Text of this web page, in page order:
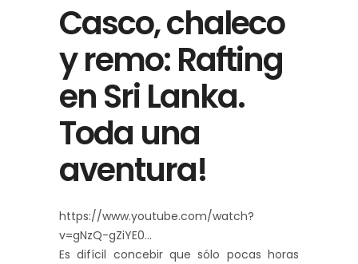
Casco, chaleco
y remo: Rafting
en Sri Lanka.
Toda una
aventura!
https://www.youtube.com/watch?
v=gNzQ-gZiYE0
Es difícil concebir que sólo pocas horas